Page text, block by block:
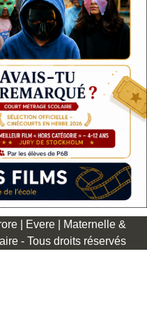
| Evere | Maternelle &
- Tous droits réservés